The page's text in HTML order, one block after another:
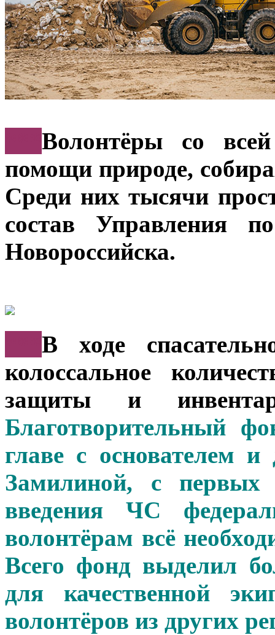
Волонтёры со
помощи природе,
Среди них тысячи
состав
Новороссийска.
В ходе
колоссальное
защиты и
Благотворительный
главе с основателем
Замилиной, с первых
введения ЧС
волонтёрам всё
Всего фонд выделил
для качественной
волонтёров из других